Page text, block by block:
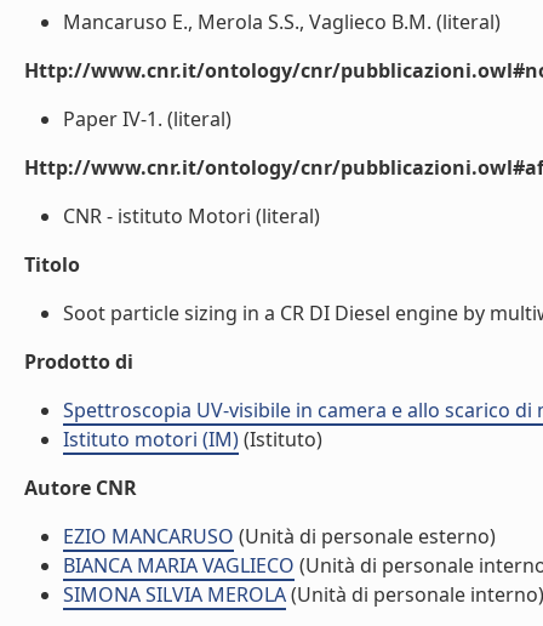
Mancaruso E., Merola S.S., Vaglieco B.M. (literal)
Http://www.cnr.it/ontology/cnr/
Paper IV-1. (literal)
Http://www.cnr.it/ontology/cnr/
CNR - istituto Motori (literal)
Titolo
Soot particle sizing in a CR DI Diesel engine by
Prodotto di
Spettroscopia UV-visibile in camera e allo scarico di
Istituto motori (IM)(Istituto)
Autore CNR
EZIO MANCARUSO (Unità di personale esterno)
BIANCA MARIA VAGLIECO (Unità di personale
SIMONA SILVIA MEROLA(Unità di personale interno)